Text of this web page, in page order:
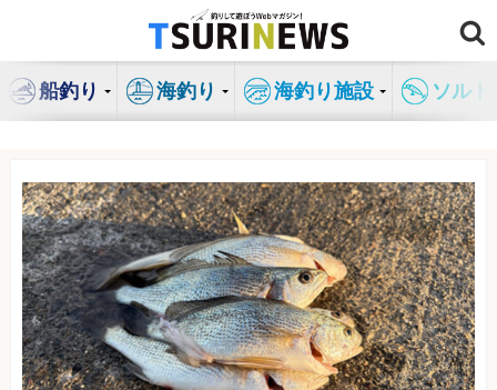
ン
船釣り 海釣り 海釣り施設 ソル